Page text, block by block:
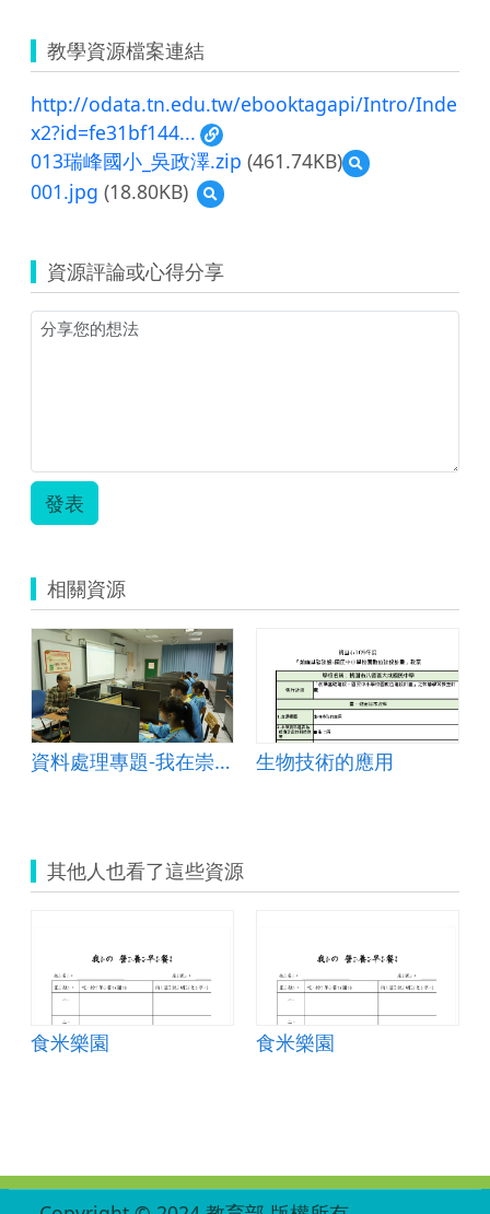
教學資源檔案連結
http://odata.tn.edu.tw/ebooktagapi/Intro/Inde
x2?id=fe31bf144...
013瑞峰國小_吳政澤.zip (461.74KB)
預
覽
_
001.jpg (18.80KB)
預
覽
資源評論或心得分享
發表
相關資源
資料處理專題-我在崇林,天氣晴 生物技術的應用
其他人也看了這些資源
食米樂園 食米樂園